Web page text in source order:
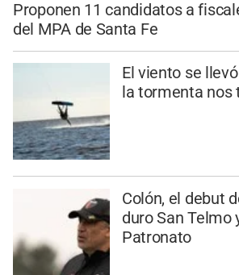
Proponen 11 candidatos a
del MPA de Santa Fe
El viento se
la tormenta nos
Colón, el debut
duro San Telmo
Patronato